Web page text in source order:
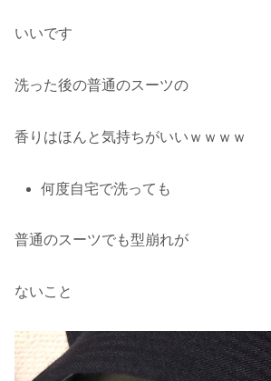
いいです
洗った後の普通のスーツの
香りはほんと気持ちがいいｗｗｗｗ
何度自宅で洗っても
普通のスーツでも型崩れが
ないこと